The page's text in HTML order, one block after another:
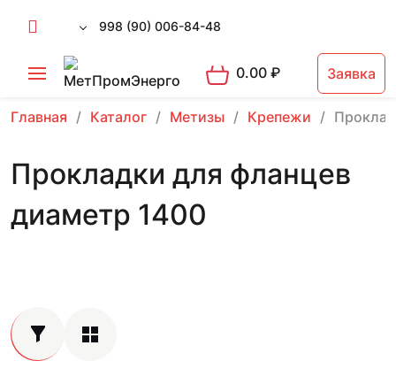
998 (90) 006-84-48
0.00₽ Заявка
Главная Каталог Метизы Крепежи
Прокладки для фланцев
диаметр 1400